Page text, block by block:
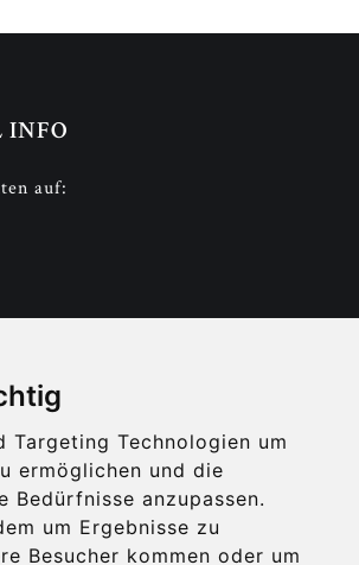
Targeting Technologien um
ermöglichen und die
Bedürfnisse anzupassen.
um Ergebnisse zu
Besucher kommen oder um
INFO
auf: